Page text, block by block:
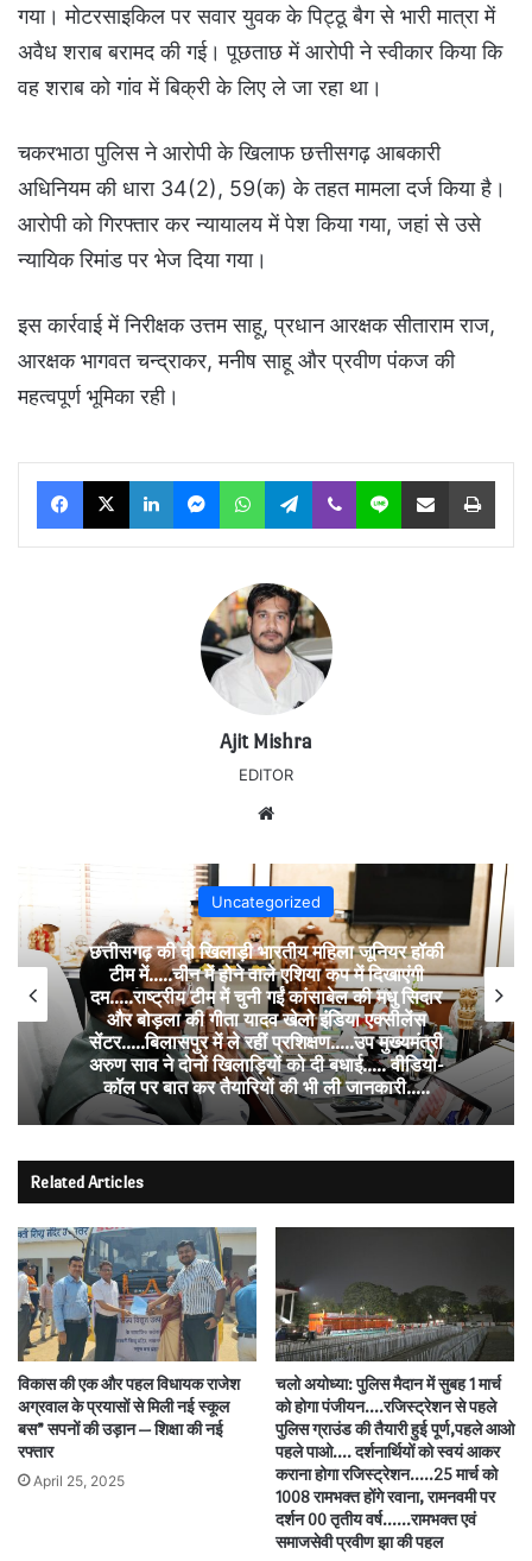
गया। मोटरसाइकिल पर सवार युवक के पिट्ठू बैग से भारी मात्रा में
अवैध शराब बरामद की गई। पूछताछ में आरोपी ने स्वीकार किया कि
वह शराब को गांव में बिक्री के लिए ले जा रहा था।
चकरभाठा पुलिस ने आरोपी के खिलाफ छत्तीसगढ़ आबकारी
अधिनियम की धारा 34(2), 59(क) के तहत मामला दर्ज किया है।
आरोपी को गिरफ्तार कर न्यायालय में पेश किया गया, जहां से उसे
न्यायिक रिमांड पर भेज दिया गया।
इस कार्रवाई में निरीक्षक उत्तम साहू, प्रधान आरक्षक सीताराम राज,
आरक्षक भागवत चन्द्राकर, मनीष साहू और प्रवीण पंकज की
महत्वपूर्ण भूमिका रही।
Facebook
X LinkedInMessengerWhatsAppTelegram
Viber Line Share via Email Print
Ajit Mishra
EDITOR
Uncategorized
छत्तीसगढ़ की दो खिलाड़ी भारतीय महिला जूनियर हॉकी
टीम में…..चीन में होने वाले एशिया कप में दिखाएंगी
दम…..राष्ट्रीय टीम में चुनी गईं कांसाबेल की मधु सिदार
और बोड़ला की गीता यादव खेलो इंडिया एक्सीलेंस
सेंटर…..बिलासपुर में ले रहीं प्रशिक्षण…..उप मुख्यमंत्री
अरुण साव ने दोनों खिलाड़ियों को दी बधाई….. वीडियो-
कॉल पर बात कर तैयारियों की भी ली जानकारी…..
Related Articles
विकास की एक और पहल विधायक राजेश
अग्रवाल के प्रयासों से मिली नई स्कूल
बस” सपनों की उड़ान — शिक्षा की नई
रफ्तार
April 25, 2025
चलो अयोध्या: पुलिस मैदान में सुबह 1 मार्च
को होगा पंजीयन….रजिस्ट्रेशन से पहले
पुलिस ग्राउंड की तैयारी हुई पूर्ण,पहले आओ
पहले पाओ…. दर्शनार्थियों को स्वयं आकर
कराना होगा रजिस्ट्रेशन…..25 मार्च को
1008 रामभक्त होंगे रवाना, रामनवमी पर
दर्शन 00 तृतीय वर्ष……रामभक्त एवं
समाजसेवी प्रवीण झा की पहल